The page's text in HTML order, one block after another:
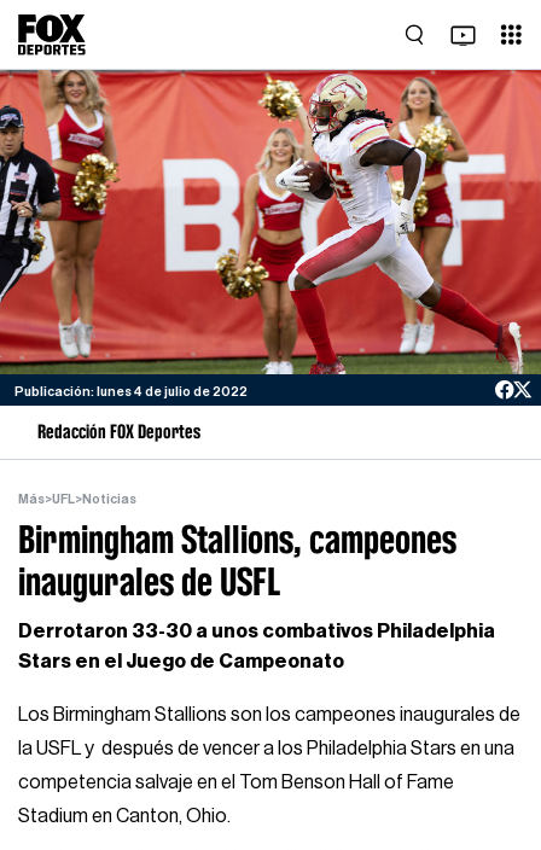
Publicación: lunes 4 de julio de 2022
Redacción FOX Deportes
Más>UFL>Noticias
Birmingham Stallions, campeones
inaugurales de USFL
Derrotaron 33-30 a unos combativos Philadelphia
Stars en el Juego de Campeonato
Los Birmingham Stallions son los campeones inaugurales de
la USFL y después de vencer a los Philadelphia Stars en una
competencia salvaje en el Tom Benson Hall of Fame
Stadium en Canton, Ohio.